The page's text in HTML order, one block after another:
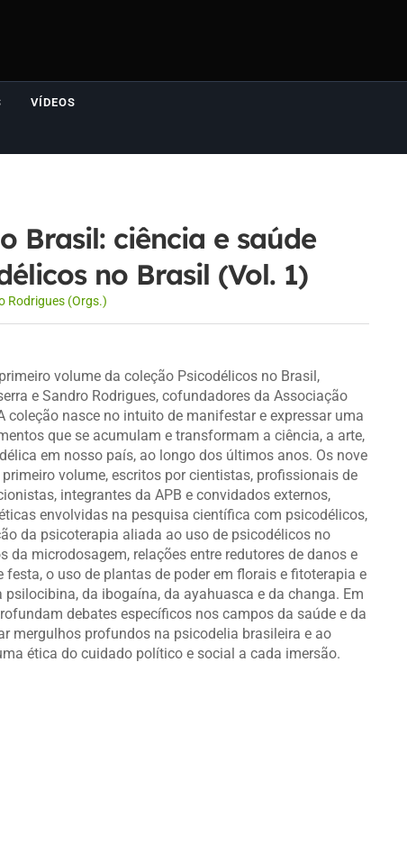
VÍDEOS
Brasil: ciência e saúde
no Brasil (Vol. 1)
Rodrigues (Orgs.)
volume da coleção Psicodélicos no Brasil,
e Sandro Rodrigues, cofundadores da Associação
coleção nasce no intuito de manifestar e expressar uma
que se acumulam e transformam a ciência, a arte,
em nosso país, ao longo dos últimos anos. Os nove
volume, escritos por cientistas, profissionais de
integrantes da APB e convidados externos,
envolvidas na pesquisa científica com psicodélicos,
da psicoterapia aliada ao uso de psicodélicos no
da microdosagem, relações entre redutores de danos e
o uso de plantas de poder em florais e fitoterapia e
da ibogaína, da ayahuasca e da changa. Em
debates específicos nos campos da saúde e da
mergulhos profundos na psicodelia brasileira e ao
ética do cuidado político e social a cada imersão.